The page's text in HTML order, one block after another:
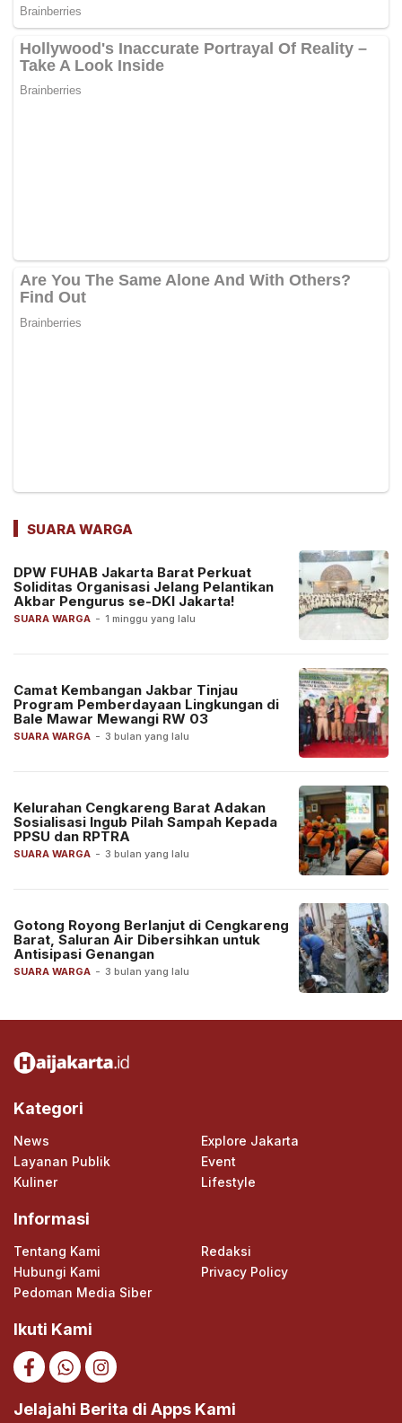
SUARA WARGA
SUARA WARGA - 1 minggu yang lalu
DPW FUHAB Jakarta Barat Perkuat
Soliditas Organisasi Jelang Pelantikan
Akbar Pengurus se-DKI Jakarta!
SUARA WARGA - 3 bulan yang lalu
Camat Kembangan Jakbar Tinjau
Program Pemberdayaan Lingkungan di
Bale Mawar Mewangi RW 03
SUARA WARGA - 3 bulan yang lalu
Kelurahan Cengkareng Barat Adakan
Sosialisasi Ingub Pilah Sampah Kepada
PPSU dan RPTRA
SUARA WARGA - 3 bulan yang lalu
Gotong Royong Berlanjut di Cengkareng
Barat, Saluran Air Dibersihkan untuk
Antisipasi Genangan
Kategori
News
Explore Jakarta
Layanan Publik
Event
Kuliner
Lifestyle
Informasi
Tentang Kami
Redaksi
Hubungi Kami
Privacy Policy
Pedoman Media Siber
Ikuti Kami
Jelajahi Berita di Apps Kami